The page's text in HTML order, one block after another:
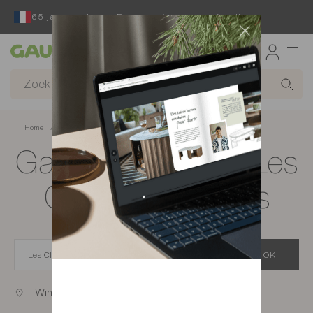
65 jaar reeds een Franse ontwerper en fabrikant
Gautier
Home app.seo.store_locator_city.title
Gautier-winkels in Les
Clayes-sous-Bois
OK
Winkels bij u in de buurt